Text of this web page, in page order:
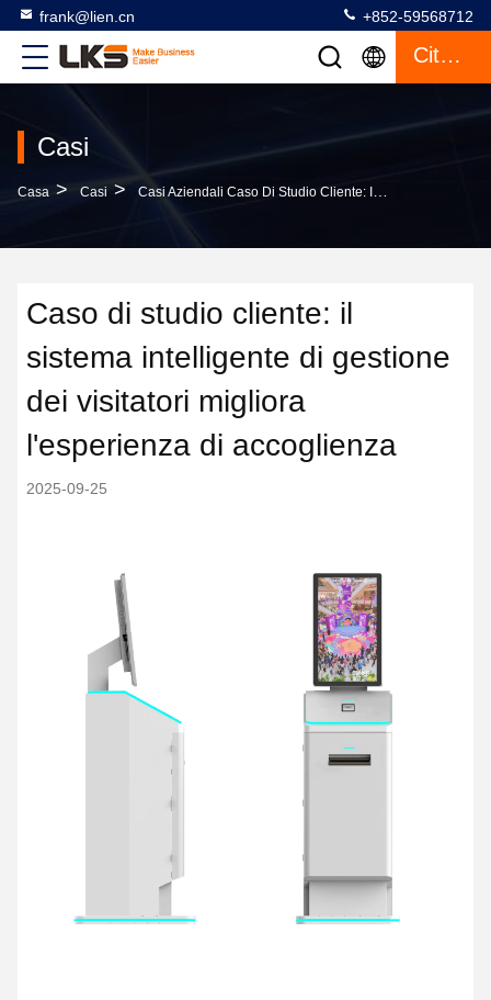
frank@lien.cn +852-59568712
Citazione
Casi
Casa > Casi > Casi Aziendali Caso Di Studio Cliente: Il Sistema Intelligente Di Gestione Dei Visitatori Migliora L'esperienza Di Accoglienza
Caso di studio cliente: il
sistema intelligente di gestione
dei visitatori migliora
l'esperienza di accoglienza
2025-09-25